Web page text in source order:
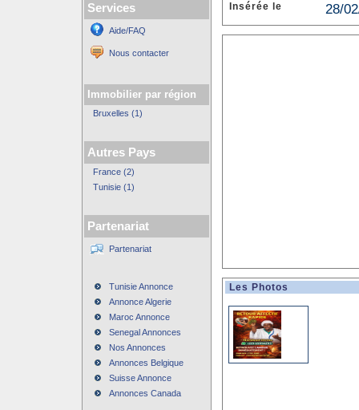
Services
Aide/FAQ
Nous contacter
Immobilier par région
Bruxelles (1)
Autres Pays
France (2)
Tunisie (1)
Partenariat
Partenariat
Tunisie Annonce
Annonce Algerie
Maroc Annonce
Senegal Annonces
Nos Annonces
Annonces Belgique
Suisse Annonce
Annonces Canada
Insérée le 28/
Les Photos